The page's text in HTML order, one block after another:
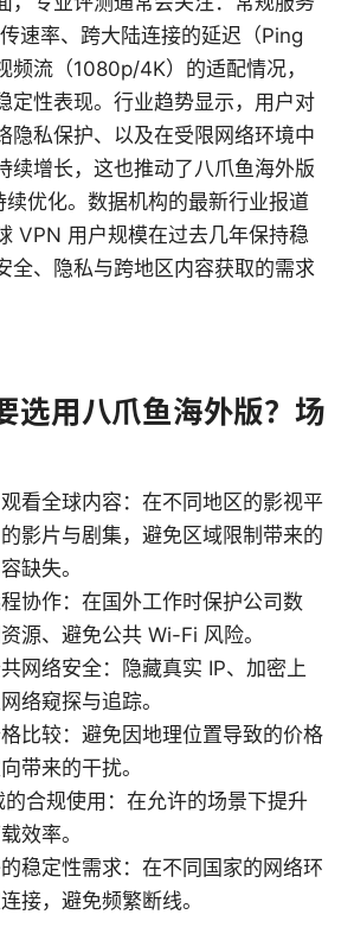
速率、跨大陆连接的延迟（Ping
频流（1080p/4K）的适配情况，
定性表现。行业趋势显示，用户对
隐私保护、以及在受限网络环境中
续增长，这也推动了八爪鱼海外版
优化。数据机构的最新行业报道
VPN 用户规模在过去几年保持稳
全、隐私与跨地区内容获取的需求
选用八爪鱼海外版？场
看全球内容：在不同地区的影视平
影片与剧集，避免区域限制带来的
缺失。
协作：在国外工作时保护公司数
源、避免公共 Wi-Fi 风险。
网络安全：隐藏真实 IP、加密上
络窥探与追踪。
比较：避免因地理位置导致的价格
带来的干扰。
合规使用：在允许的场景下提升
效率。
稳定性需求：在不同国家的网络环
接，避免频繁断线。